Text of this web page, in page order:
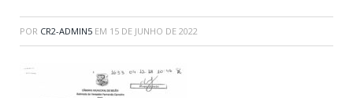
POR CR2-ADMIN5 EM 15 DE JUNHO DE 2022